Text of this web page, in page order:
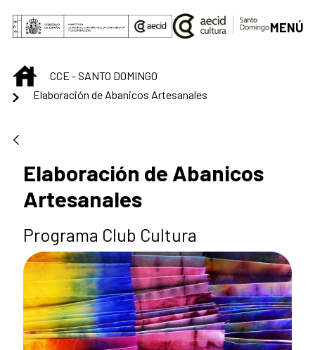
Saltar al contenido principal
MENÚ
INICIOCCE - SANTO DOMINGO
Elaboración de Abanicos Artesanales
Elaboración de Abanicos
Artesanales
Programa Club Cultura